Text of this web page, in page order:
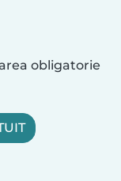
obligatorie